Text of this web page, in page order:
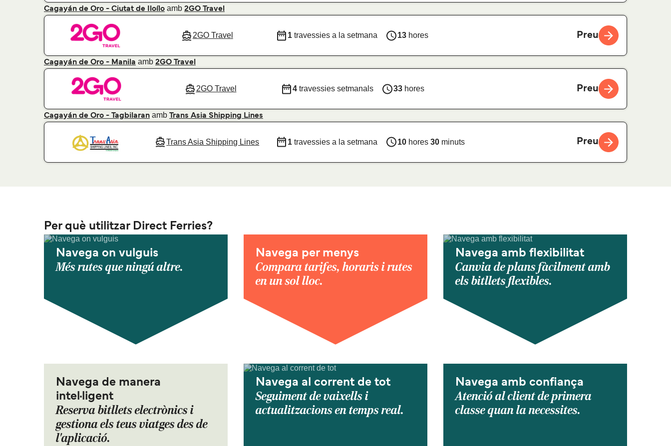
Cagayán de Oro - Ciutat de Iloílo amb 2GO Travel
2GO Travel 1 travessies a la setmana 13 hores Preu
Cagayán de Oro - Manila amb 2GO Travel
2GO Travel 4 travessies setmanals 33 hores Preu
Cagayán de Oro - Tagbilaran amb Trans Asia Shipping Lines
Trans Asia Shipping Lines 1 travessies a la setmana 10 hores30 minuts Preu
Per què utilitzar Direct Ferries?
Navega on vulguis
Més rutes que ningú altre.
Navega per menys
Compara tarifes, horaris i rutes
en un sol lloc.
Navega amb flexibilitat
Canvia de plans fàcilment amb
els bitllets flexibles.
Navega de manera
intel·ligent
Reserva bitllets electrònics i
gestiona els teus viatges des de
l'aplicació.
Navega al corrent de tot
Seguiment de vaixells i
actualitzacions en temps real.
Navega amb confiança
Atenció al client de primera
classe quan la necessites.